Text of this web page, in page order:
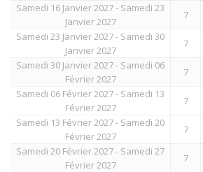
Samedi 16 Janvier 2027 - Samedi 23
Janvier 2027
7
Samedi 23 Janvier 2027 - Samedi 30
Janvier 2027
7
Samedi 30 Janvier 2027 - Samedi 06
Février 2027
7
Samedi 06 Février 2027 - Samedi 13
Février 2027
7
Samedi 13 Février 2027 - Samedi 20
Février 2027
7
Samedi 20 Février 2027 - Samedi 27
Février 2027
7